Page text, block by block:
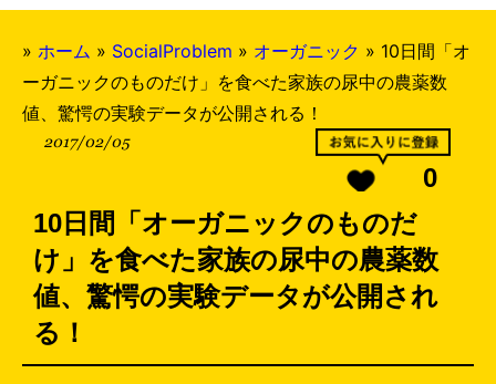
» ホーム » SocialProblem » オーガニック » 10日間「オ
ーガニックのものだけ」を食べた家族の尿中の農薬数
値、驚愕の実験データが公開される！
2017/02/05
0
10日間「オーガニックのものだ
け」を食べた家族の尿中の農薬数
値、驚愕の実験データが公開され
る！